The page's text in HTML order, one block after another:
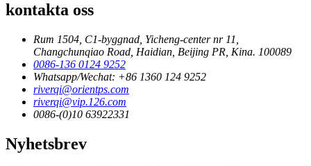
kontakta oss
Rum 1504, C1-byggnad, Yicheng-center nr 11,
Changchunqiao Road, Haidian, Beijing PR, Kina. 100089
0086-136 0124 9252
Whatsapp/Wechat: +86 1360 124 9252
riverqi@orientps.com
riverqi@vip.126.com
0086-(0)10 63922331
Nyhetsbrev